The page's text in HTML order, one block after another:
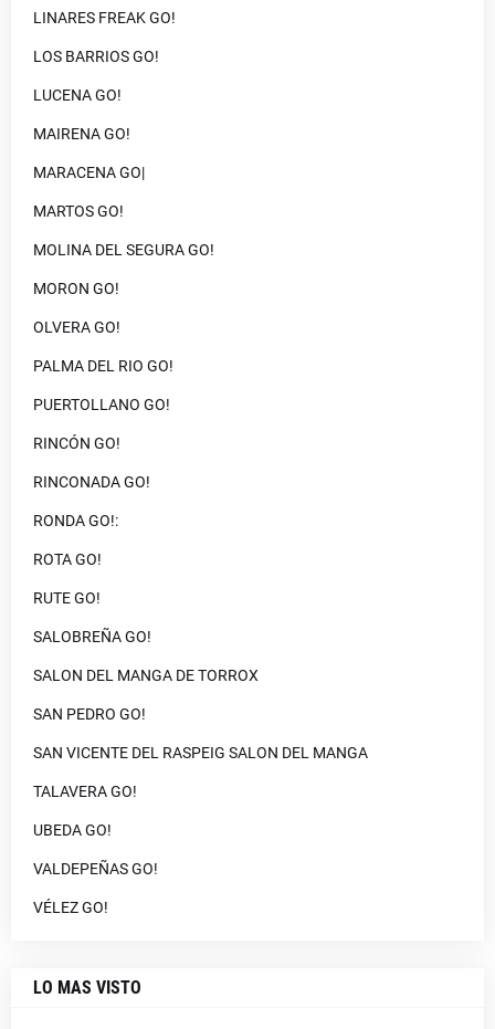
LINARES FREAK GO!
LOS BARRIOS GO!
LUCENA GO!
MAIRENA GO!
MARACENA GO|
MARTOS GO!
MOLINA DEL SEGURA GO!
MORON GO!
OLVERA GO!
PALMA DEL RIO GO!
PUERTOLLANO GO!
RINCÓN GO!
RINCONADA GO!
RONDA GO!:
ROTA GO!
RUTE GO!
SALOBREÑA GO!
SALON DEL MANGA DE TORROX
SAN PEDRO GO!
SAN VICENTE DEL RASPEIG SALON DEL MANGA
TALAVERA GO!
UBEDA GO!
VALDEPEÑAS GO!
VÉLEZ GO!
LO MAS VISTO